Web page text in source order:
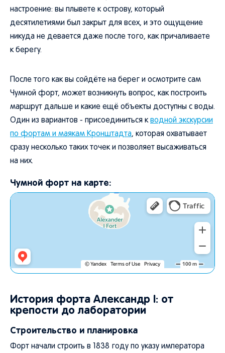
настроение: вы плывете к острову, который
десятилетиями был закрыт для всех, и это ощущение
никуда не девается даже после того, как причаливаете
к берегу.
После того как вы сойдёте на берег и осмотрите сам
Чумной форт, может возникнуть вопрос, как построить
маршрут дальше и какие ещё объекты доступны с воды.
Один из вариантов - присоединиться к водной экскурсии
по фортам и маякам Кронштадта, которая охватывает
сразу несколько таких точек и позволяет высаживаться
на них.
Чумной форт на карте:
История форта Александр I: от
крепости до лаборатории
Строительство и планировка
Форт начали строить в 1838 году по указу императора